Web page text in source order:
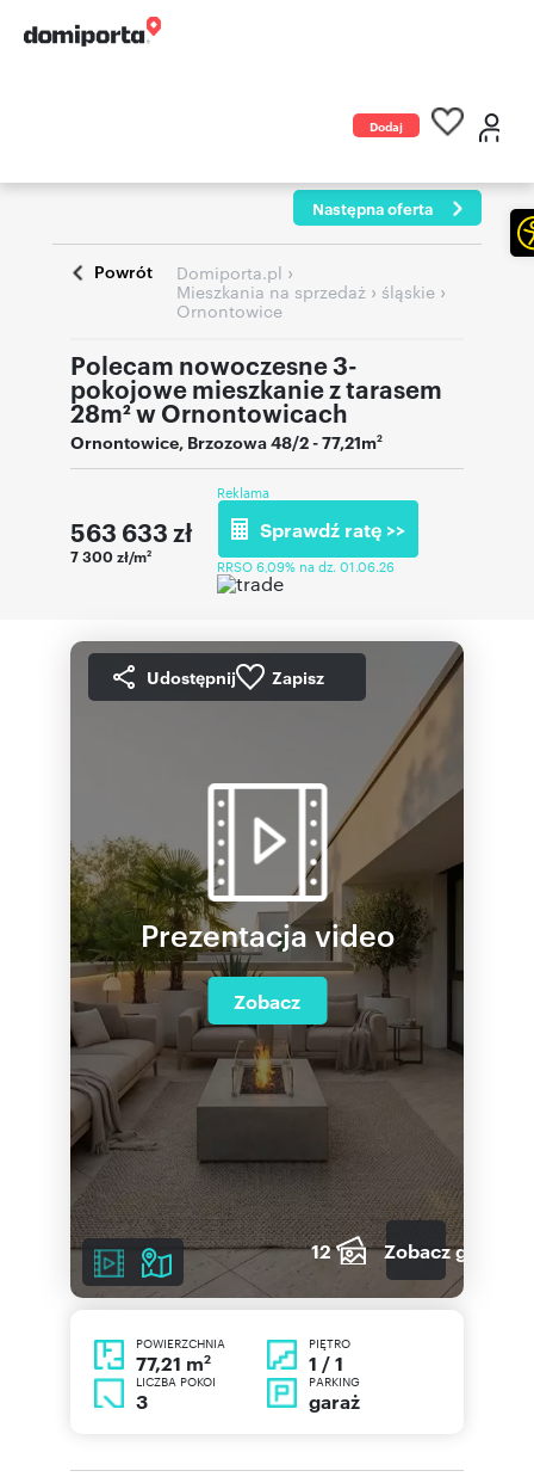
Dodaj
Następna oferta
Powrót Domiporta.pl ›
Mieszkania na sprzedaż › śląskie ›
Ornontowice
Polecam nowoczesne 3-
pokojowe mieszkanie z tarasem
28m² w Ornontowicach
Ornontowice, Brzozowa 48/2- 77,21m2
563 633 zł
7 300 zł/m2
Reklama
Sprawdź ratę >>
RRSO 6,09% na dz. 01.06.26
Udostępnij Zapisz
Prezentacja video
Zobacz
12 Zobacz galerię
POWIERZCHNIA
77,21 m2
PIĘTRO
1 / 1
LICZBA POKOI
3
PARKING
garaż